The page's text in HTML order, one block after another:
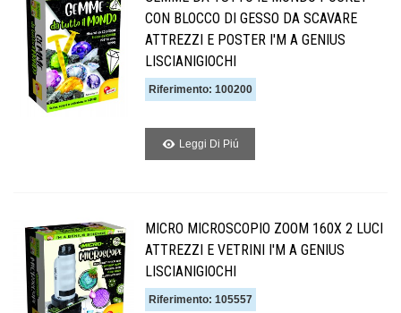
CON BLOCCO DI GESSO DA SCAVARE
ATTREZZI E POSTER I'M A GENIUS
LISCIANIGIOCHI
Riferimento: 100200
Leggi Di Piú
MICRO MICROSCOPIO ZOOM 160X 2 LUCI
ATTREZZI E VETRINI I'M A GENIUS
LISCIANIGIOCHI
Riferimento: 105557